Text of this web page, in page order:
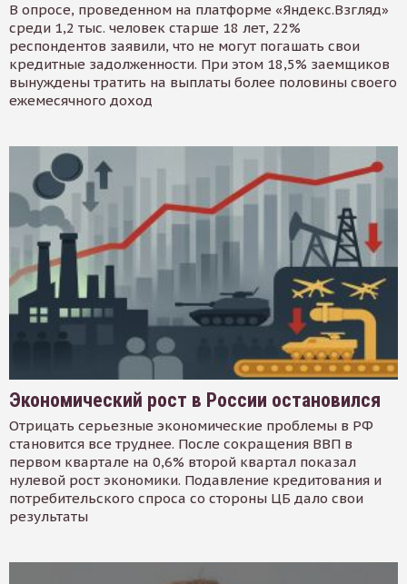
В опросе, проведенном на платформе «Яндекс.Взгляд»
среди 1,2 тыс. человек старше 18 лет, 22%
респондентов заявили, что не могут погашать свои
кредитные задолженности. При этом 18,5% заемщиков
вынуждены тратить на выплаты более половины своего
ежемесячного доход
Экономический рост в России остановился
Отрицать серьезные экономические проблемы в РФ
становится все труднее. После сокращения ВВП в
первом квартале на 0,6% второй квартал показал
нулевой рост экономики. Подавление кредитования и
потребительского спроса со стороны ЦБ дало свои
результаты